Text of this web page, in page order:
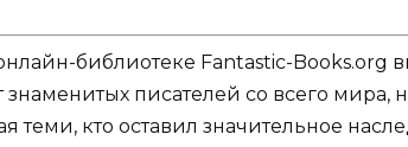
библиотеке Fantastic-Books.org
знаменитых писателей со всего мира,
теми, кто оставил значительное